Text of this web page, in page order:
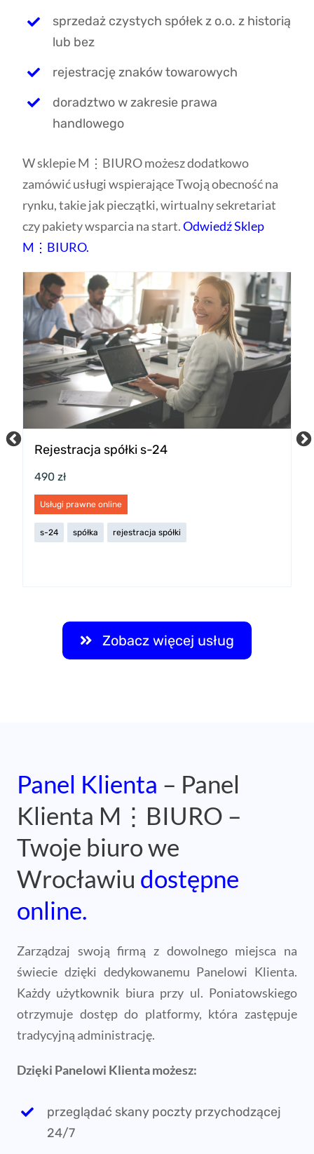
sprzedaż czystych spółek z o.o. z historią
lub bez
rejestrację znaków towarowych
doradztwo w zakresie prawa
handlowego
W sklepie M⋮BIURO możesz dodatkowo
zamówić usługi wspierające Twoją obecność na
rynku, takie jak pieczątki, wirtualny sekretariat
czy pakiety wsparcia na start.Odwiedź Sklep
M⋮BIURO.
Rejestracja spółki s-24
490 zł
Usługi prawne online
s-24 spółka rejestracja spółki
Zobacz więcej usług
Panel Klienta – Panel
Klienta M⋮BIURO –
Twoje biuro we
Wrocławiu dostępne
online.
Zarządzaj swoją firmą z dowolnego miejsca na
świecie dzięki dedykowanemu Panelowi Klienta.
Każdy użytkownik biura przy ul. Poniatowskiego
otrzymuje dostęp do platformy, która zastępuje
tradycyjną administrację.
Dzięki Panelowi Klienta możesz:
przeglądać skany poczty przychodzącej
24/7